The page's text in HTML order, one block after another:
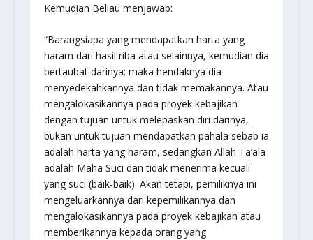
Kemudian Beliau menjawab:
“Barangsiapa yang mendapatkan harta yang
haram dari hasil riba atau selainnya, kemudian dia
bertaubat darinya; maka hendaknya dia
menyedekahkannya dan tidak memakannya. Atau
mengalokasikannya pada proyek kebajikan
dengan tujuan untuk melepaskan diri darinya,
bukan untuk tujuan mendapatkan pahala sebab ia
adalah harta yang haram, sedangkan Allah Ta’ala
adalah Maha Suci dan tidak menerima kecuali
yang suci (baik-baik). Akan tetapi, pemiliknya ini
mengeluarkannya dari kepemilikannya dan
mengalokasikannya pada proyek kebajikan atau
memberikannya kepada orang yang